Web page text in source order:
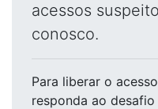
acessos
conosco.
Para liberar o acesso
responda ao desafio